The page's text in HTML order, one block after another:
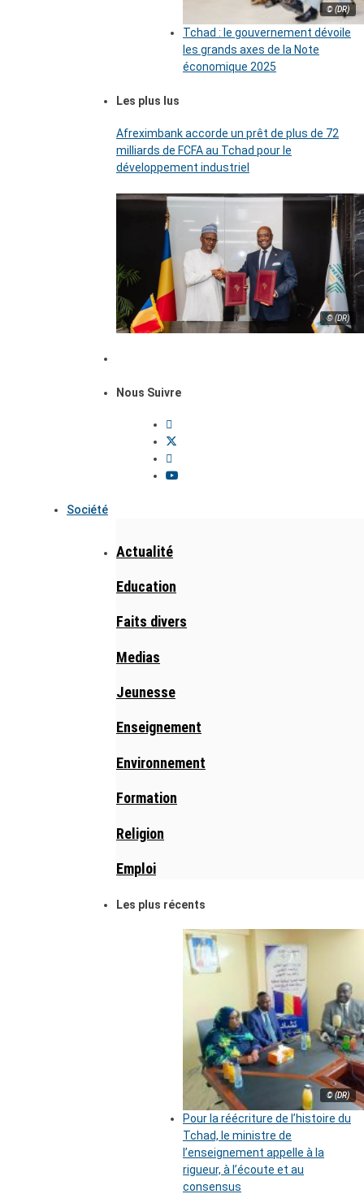
© (DR)
Tchad : le gouvernement dévoile
les grands axes de la Note
économique 2025
Les plus lus
Afreximbank accorde un prêt de plus de 72
milliards de FCFA au Tchad pour le
développement industriel
© (DR)
Nous Suivre
Société
Actualité
Education
Faits divers
Medias
Jeunesse
Enseignement
Environnement
Formation
Religion
Emploi
Les plus récents
© (DR)
Pour la réécriture de l’histoire du
Tchad, le ministre de
l’enseignement appelle à la
rigueur, à l’écoute et au
consensus